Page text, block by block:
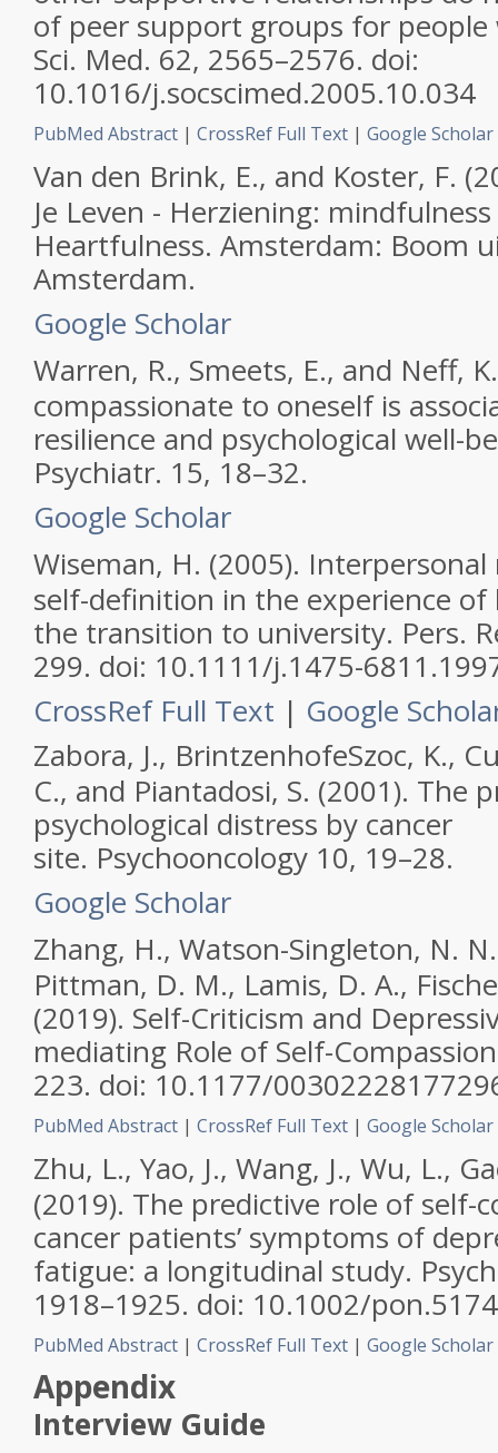
of peer support groups for
Sci. Med. 62, 2565–2576. doi:
10.1016/j.socscimed.2005.10.034
PubMed Abstract | CrossRef Full Text | Google Scholar
Van den Brink, E., and Koster, F.
Je Leven - Herziening:
Heartfulness. Amsterdam: Boom
Amsterdam.
Google Scholar
Warren, R., Smeets, E., and Neff,
compassionate to oneself is
resilience and psychological well-
Psychiatr. 15, 18–32.
Google Scholar
Wiseman, H. (2005).
self-definition in the experience of
the transition to university. Pers.
299. doi: 10.1111/j.1475-
CrossRef Full Text | Google
Zabora, J., BrintzenhofeSzoc, K.,
C., and Piantadosi, S. (2001). The
psychological distress by cancer
site. Psychooncology 10, 19–28.
Google Scholar
Zhang, H., Watson-Singleton, N.
Pittman, D. M., Lamis, D. A.,
(2019). Self-Criticism and
mediating Role of Self-
223. doi: 10.1177/
PubMed Abstract | CrossRef Full Text | Google Scholar
Zhu, L., Yao, J., Wang, J., Wu, L.,
(2019). The predictive role of self-
cancer patients’ symptoms of
fatigue: a longitudinal study.
1918–1925. doi: 10.1002/pon.5174
PubMed Abstract | CrossRef Full Text | Google Scholar
Appendix
Interview Guide